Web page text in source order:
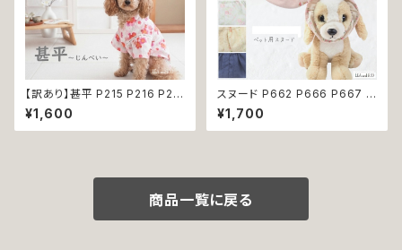
【訳あり】甚平 P215 P216 P21
7 P218 ドッグウエア ドックウェ
ア 女の子 ピンク ホワイト フラ
ワー 花柄 桜 水風船 祭り 極小
しゃれ かわいい 可愛い 和装 和
¥1,600
スヌード P662 P666 P667 P
670 P673 P674 P765 カチ
ューシャ 花柄 小花柄 バラ 薔薇
無地 濡れ防止 汚れ防止 ドッグ
い 小型犬 返品交換不可
¥1,700
商品一覧に戻る